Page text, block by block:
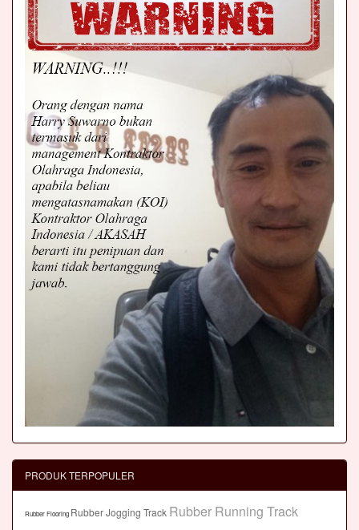
PRODUK TERPOPULER
Rubber Flooring Rubber Jogging Track Rubber Running Track